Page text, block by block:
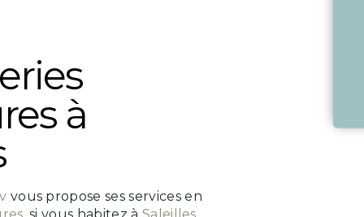
à
vous propose ses services en